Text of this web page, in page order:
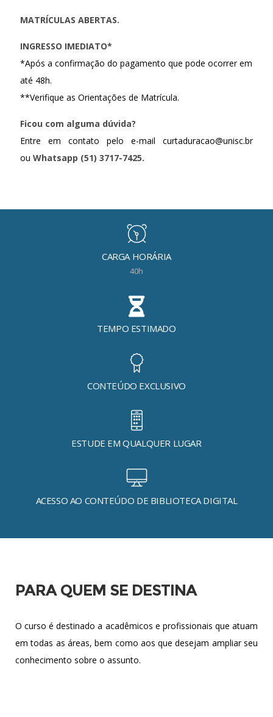
MATRÍCULAS ABERTAS.
INGRESSO IMEDIATO*
*Após a confirmação do pagamento que pode ocorrer em
até 48h.
**Verifique as Orientações de Matrícula.
Ficou com alguma dúvida?
Entre em contato pelo e-mail curtaduracao@unisc.br
ou Whatsapp (51) 3717-7425.
CARGA HORÁRIA
40h
TEMPO ESTIMADO
CONTEÚDO EXCLUSIVO
ESTUDE EM QUALQUER LUGAR
ACESSO AO CONTEÚDO DE BIBLIOTECA DIGITAL
PARA QUEM SE DESTINA
O curso é destinado a acadêmicos e profissionais que atuam
em todas as áreas, bem como aos que desejam ampliar seu
conhecimento sobre o assunto.